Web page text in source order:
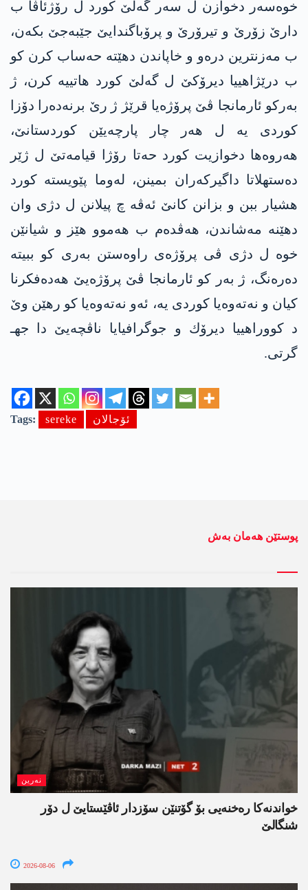
خوه‌سه‌ر دخوازن ل سه‌ر گه‌لێ كورد ل رۆژئاڤا ب
دارێ زۆرێ و تیرۆرێ و پرۆباگندایێ جێبەجێ بکەن،
ب مه‌زنترین دره‌و و خاپاندن دهێتە حه‌ساب كرن كو
ب درێژاهییا دیرۆكێ ل گه‌لێ كورد هاتییە كرن، ژ
به‌ركو ئارمانجا ڤێ پرۆژه‌یا قرێژ ژ رێ برنەدەرا دۆزا
كوردی یه‌ ل هه‌ر چار پا‌رچه‌یێن كوردستانێ،
هه‌روه‌ها دخوازیت‌ كورد حه‌تا رۆژا قیامه‌تێ ل ژێر
ده‌ستهلاتا داگیركه‌ران بمینن، له‌وما پێویسته‌ كورد
هشیار ببن و بزانن کانێ ئه‌ڤە چ پیلانن ل دژی وان
دهێنه‌ مه‌شاندن، هه‌ڤده‌م ب هه‌موو هێز و شیانێن
خوه‌ ل دژی ڤی پرۆژه‌ی راوەستن به‌ری كو ببیتە
ده‌ره‌نگ، ژ به‌ر كو ئارمانجا ڤێ پرۆژه‌یێ هەدەفکرنا
كیان و نه‌ته‌وه‌یا كوردی یه‌‌، ئه‌و نه‌ته‌وه‌یا كو رهێن وێ
د كووراهییا دیرۆك و جوگرافیایا ناڤچه‌یێ دا جهـ
گرتی‌‌.
Tags: sereke ئۆجالان
پوستێن ھەمان بەش
نەرین
خواندنه‌كا رەخنەیی بۆ گۆتنێن سۆزدار ئاڤێستایێ ل دۆر
شنگالێ
2026-08-06